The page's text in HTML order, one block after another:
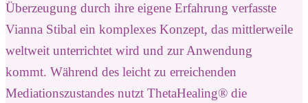
Überzeugung durch ihre eigene Erfahrung verfasste
Vianna Stibal ein komplexes Konzept, das mittlerweile
weltweit unterrichtet wird und zur Anwendung
kommt. Während des leicht zu erreichenden
Mediationszustandes nutzt ThetaHealing® die